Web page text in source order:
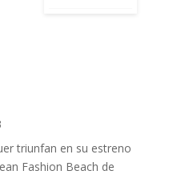
triunfan en su estreno
Fashion Beach de